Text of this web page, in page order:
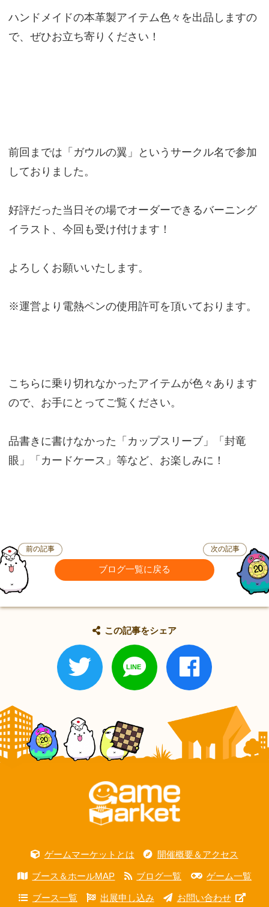
ハンドメイドの本革製アイテム色々を出品しますの
で、ぜひお立ち寄りください！
前回までは「ガウルの翼」というサークル名で参加
しておりました。
好評だった当日その場でオーダーできるバーニング
イラスト、今回も受け付けます！
よろしくお願いいたします。
※運営より電熱ペンの使用許可を頂いております。
こちらに乗り切れなかったアイテムが色々あります
ので、お手にとってご覧ください。
品書きに書けなかった「カップスリーブ」「封竜
眼」「カードケース」等など、お楽しみに！
前の記事
ブログ一覧に戻る
次の記事
この記事をシェア
ゲームマーケットとは 開催概要＆アクセス
ブース＆ホールMAP ブログ一覧 ゲーム一覧
ブース一覧 出展申し込み お問い合わせ